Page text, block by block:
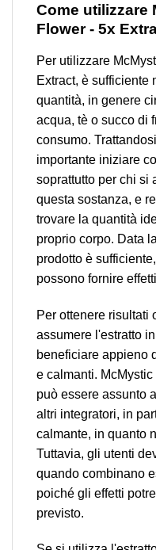
Come utilizzare
Flower - 5x
Per utilizzare
Extract, è sufficiente
quantità, in genere
acqua, tè o succo di
consumo.
importante iniziare
soprattutto per chi si
questa sostanza, e
trovare la quantità
proprio corpo. Data
prodotto è
possono fornire
Per ottenere risultati
assumere l'estratto
beneficiare appieno
e calmanti.
può essere assunto
altri integratori, in
calmante, in quanto
Tuttavia, gli utenti
quando combinano
poiché gli effetti
previsto.